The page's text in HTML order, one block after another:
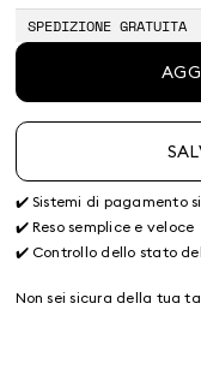
SPEDIZIONE GRATUITA
✔️ Sistemi di pagamento
✔️ Reso semplice e veloce
✔️ Controllo dello stato
Non sei sicura della tua